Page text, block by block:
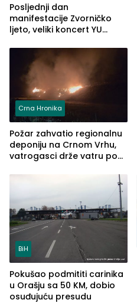
Posljednji dan
manifestacije Zvorničko
ljeto, veliki koncert YU
ove godine
Crna Hronika
Požar zahvatio regionalnu
deponiju na Crnom Vrhu,
vatrogasci drže vatru pod
BiH
Pokušao podmititi carinika
u Orašju sa 50 KM, dobio
osuđujuću presudu